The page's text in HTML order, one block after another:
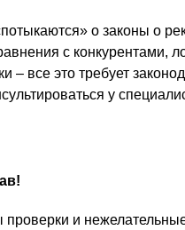
о законы о
с конкурентами,
все это требует
у
и